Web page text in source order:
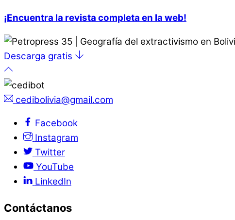
¡Encuentra la revista completa en la web!
Descarga gratis
cedibolivia@gmail.com
Facebook
Instagram
Twitter
YouTube
LinkedIn
Contáctanos